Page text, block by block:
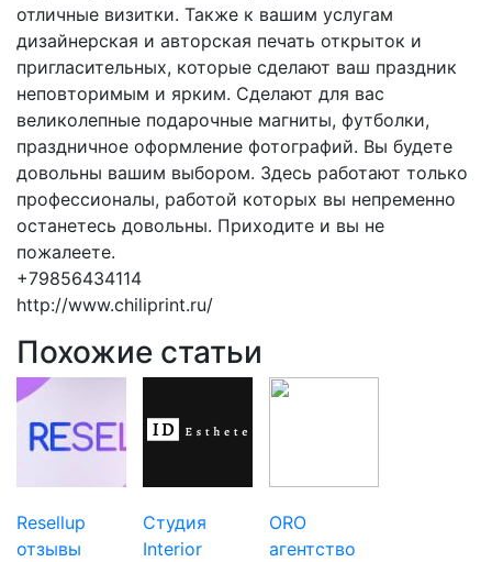
отличные визитки. Также к вашим услугам
дизайнерская и авторская печать открыток и
пригласительных, которые сделают ваш праздник
неповторимым и ярким. Сделают для вас
великолепные подарочные магниты, футболки,
праздничное оформление фотографий. Вы будете
довольны вашим выбором. Здесь работают только
профессионалы, работой которых вы непременно
останетесь довольны. Приходите и вы не
пожалеете.
+79856434114
http://www.chiliprint.ru/
Похожие статьи
Resellup
отзывы
Студия
Interior
ORO
агентство